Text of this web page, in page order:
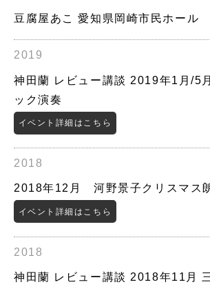
豆腐屋あこ 愛知県岡崎市民ホール
2019
神田蘭 レビュー講談 2019年1月/5
ック演奏
イベント詳細はこちら
2018
2018年12月 河野景子クリスマス
イベント詳細はこちら
2018
神田蘭 レビュー講談 2018年11月